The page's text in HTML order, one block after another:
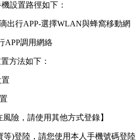
設置路徑如下：
出行APP-選擇WLAN與蜂窩移動網
APP調用網絡
方法如下：
險，請使用其他方式登錄】
)登陸，請您使用本人手機號碼登陸